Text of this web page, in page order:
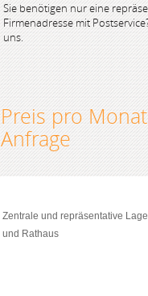
Sie benötigen nur eine
Firmenadresse mit
uns.
Preis pro
Anfrage
Zentrale und repräsentative
und Rathaus